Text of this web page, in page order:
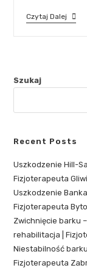
Czytaj Dalej
Szukaj
Recent Posts
Uszkodzenie Hill-
Fizjoterapeuta
Uszkodzenie
Fizjoterapeuta
Zwichnięcie barku
rehabilitacja |
Niestabilność
Fizjoterapeuta